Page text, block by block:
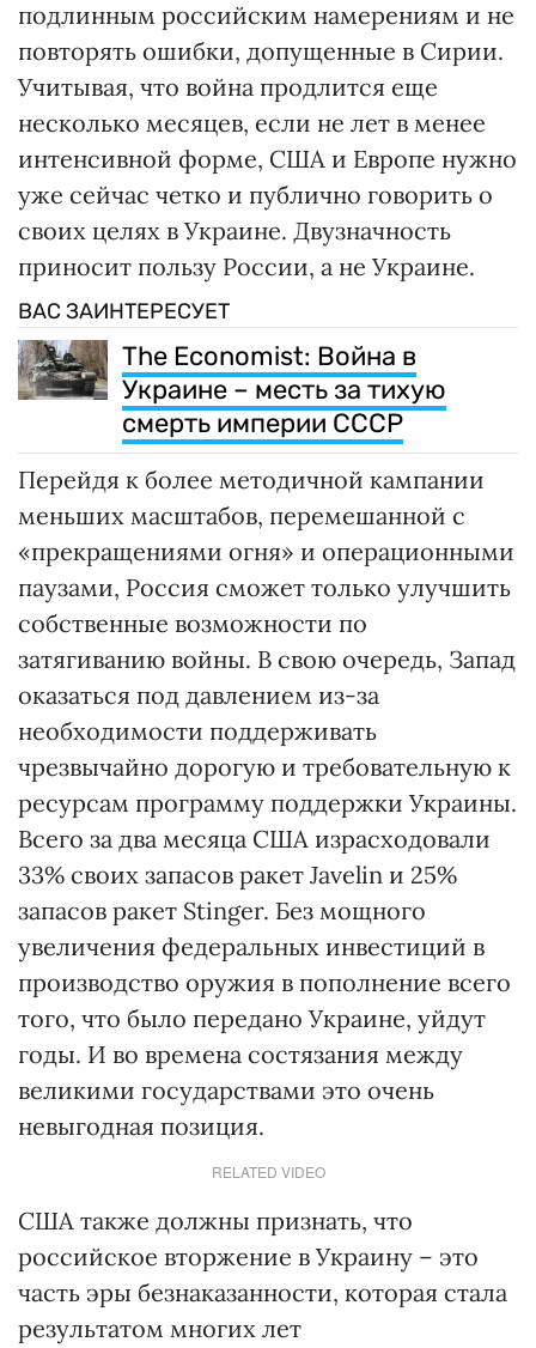
подлинным российским намерениям и не
повторять ошибки, допущенные в Сирии.
Учитывая, что война продлится еще
несколько месяцев, если не лет в менее
интенсивной форме, США и Европе нужно
уже сейчас четко и публично говорить о
своих целях в Украине. Двузначность
приносит пользу России, а не Украине.
ВАС ЗАИНТЕРЕСУЕТ
The Economist: Война в
Украине – месть за тихую
смерть империи СССР
Перейдя к более методичной кампании
меньших масштабов, перемешанной с
«прекращениями огня» и операционными
паузами, Россия сможет только улучшить
собственные возможности по
затягиванию войны. В свою очередь, Запад
оказаться под давлением из-за
необходимости поддерживать
чрезвычайно дорогую и требовательную к
ресурсам программу поддержки Украины.
Всего за два месяца США израсходовали
33% своих запасов ракет Javelin и 25%
запасов ракет Stinger. Без мощного
увеличения федеральных инвестиций в
производство оружия в пополнение всего
того, что было передано Украине, уйдут
годы. И во времена состязания между
великими государствами это очень
невыгодная позиция.
RELATED VIDEO
США также должны признать, что
российское вторжение в Украину – это
часть эры безнаказанности, которая стала
результатом многих лет